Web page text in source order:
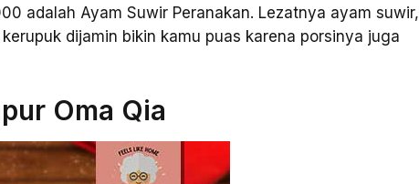
adalah Ayam Suwir Peranakan. Lezatnya ayam suwir,
dijamin bikin kamu puas karena porsinya juga
Oma Qia